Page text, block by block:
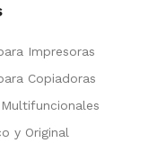
Impresoras
Copiadoras
y Original